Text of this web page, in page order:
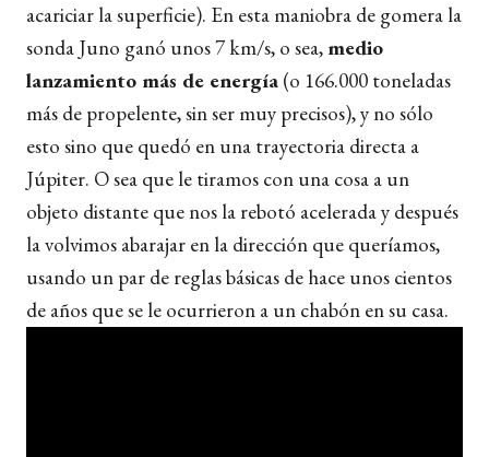
acariciar la superficie). En esta maniobra de gomera la
sonda Juno ganó unos 7 km/s, o sea, medio
lanzamiento más de energía (o 166.000 toneladas
más de propelente, sin ser muy precisos), y no sólo
esto sino que quedó en una trayectoria directa a
Júpiter. O sea que le tiramos con una cosa a un
objeto distante que nos la rebotó acelerada y después
la volvimos abarajar en la dirección que queríamos,
usando un par de reglas básicas de hace unos cientos
de años que se le ocurrieron a un chabón en su casa.